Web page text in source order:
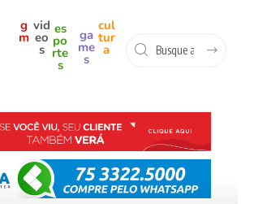
g
m
vid
eo
s
es
po
rte
s
ga
me
s
cul
tur
a